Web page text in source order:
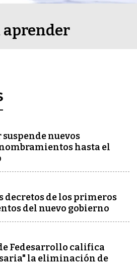
aprender
nuevos
hasta el
decretos de los primeros
del nuevo gobierno
Fedesarrollo califica
la eliminación de